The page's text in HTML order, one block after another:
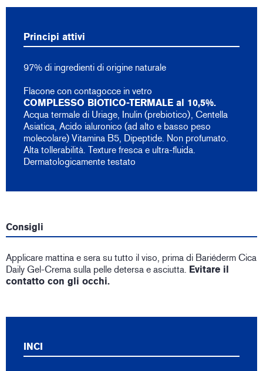
Principi attivi
97% di ingredienti di origine naturale
Flacone con contagocce in vetro
COMPLESSO BIOTICO-TERMALE al 10,5%.
Acqua termale di Uriage, Inulin (prebiotico), Centella
Asiatica, Acido ialuronico (ad alto e basso peso
molecolare) Vitamina B5, Dipeptide. Non profumato.
Alta tollerabilità. Texture fresca e ultra-fluida.
Dermatologicamente testato
Consigli
Applicare mattina e sera su tutto il viso, prima di Bariéderm Cica
Daily Gel-Crema sulla pelle detersa e asciutta. Evitare il
contatto con gli occhi.
INCI